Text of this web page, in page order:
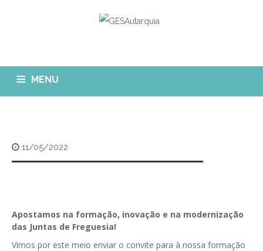
MENU
O que fazemos?
GESCanídeo
Configurar Email
11/05/2022
Apostamos na formação, inovação e na modernização
das Juntas de Freguesia!
Vimos por este meio enviar o convite para à nossa formação